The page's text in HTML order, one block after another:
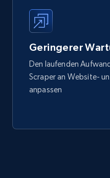
Geringerer
Den laufenden
Scraper an Website-
anpassen